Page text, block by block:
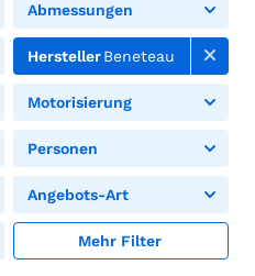
Abmessungen
HerstellerBeneteau
Motorisierung
Personen
Angebots-Art
Mehr Filter